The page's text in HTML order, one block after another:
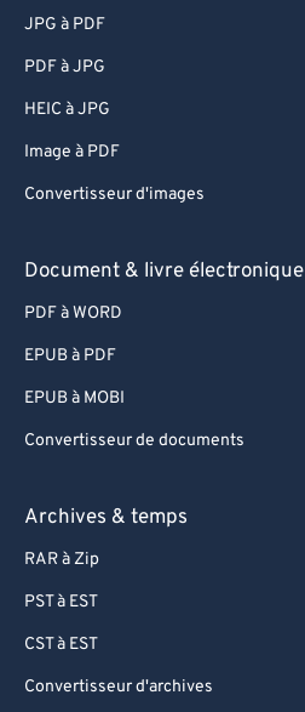
JPG à PDF
PDF à JPG
HEIC à JPG
Image à PDF
Convertisseur d'images
Document & livre électronique
PDF à WORD
EPUB à PDF
EPUB à MOBI
Convertisseur de documents
Archives & temps
RAR à Zip
PST à EST
CST à EST
Convertisseur d'archives